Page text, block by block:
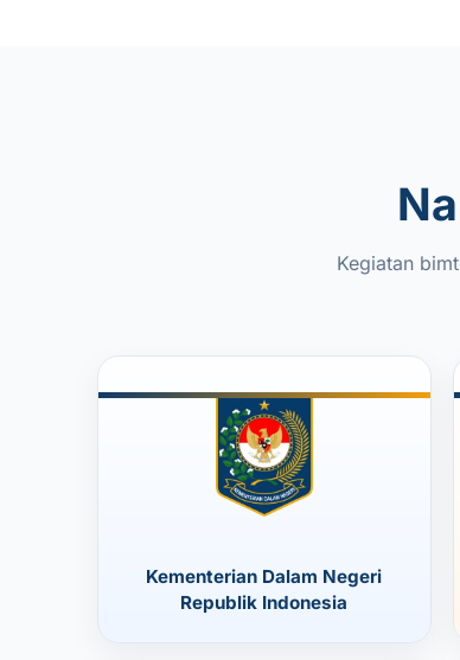
Kegiatan
Kementerian Dalam Negeri
Republik Indonesia